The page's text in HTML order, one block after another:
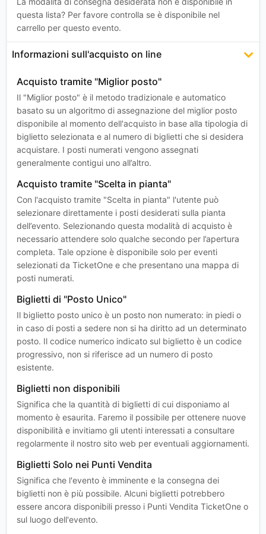
questa lista? Per favore controlla se è disponibile nel
carrello per questo evento.
Informazioni sull'acquisto on line
Acquisto tramite "Miglior posto"
Il "Miglior posto" è il metodo tradizionale e automatico
basato su un algoritmo di assegnazione del miglior posto
disponibile al momento dell'acquisto in base alla tipologia di
biglietto selezionata e al numero di biglietti che si desidera
acquistare. I posti numerati vengono assegnati
generalmente contigui uno all’altro.
Acquisto tramite "Scelta in pianta"
Con l'acquisto tramite "Scelta in pianta" l'utente può
selezionare direttamente i posti desiderati sulla pianta
dell’evento. Selezionando questa modalità di acquisto è
necessario attendere solo qualche secondo per l’apertura
completa. Tale opzione è disponibile solo per eventi
selezionati da TicketOne e che presentano una mappa di
posti numerati.
Biglietti di "Posto Unico"
Il biglietto posto unico è un posto non numerato: in piedi o
in caso di posti a sedere non si ha diritto ad un determinato
posto. Il codice numerico indicato sul biglietto è un codice
progressivo, non si riferisce ad un numero di posto
esistente.
Biglietti non disponibili
Significa che la quantità di biglietti di cui disponiamo al
momento è esaurita. Faremo il possibile per ottenere nuove
disponibilità e invitiamo gli utenti interessati a consultare
regolarmente il nostro sito web per eventuali aggiornamenti.
Biglietti Solo nei Punti Vendita
Significa che l'evento è imminente e la consegna dei
biglietti non è più possibile. Alcuni biglietti potrebbero
essere ancora disponibili presso i Punti Vendita TicketOne o
sul luogo dell'evento.